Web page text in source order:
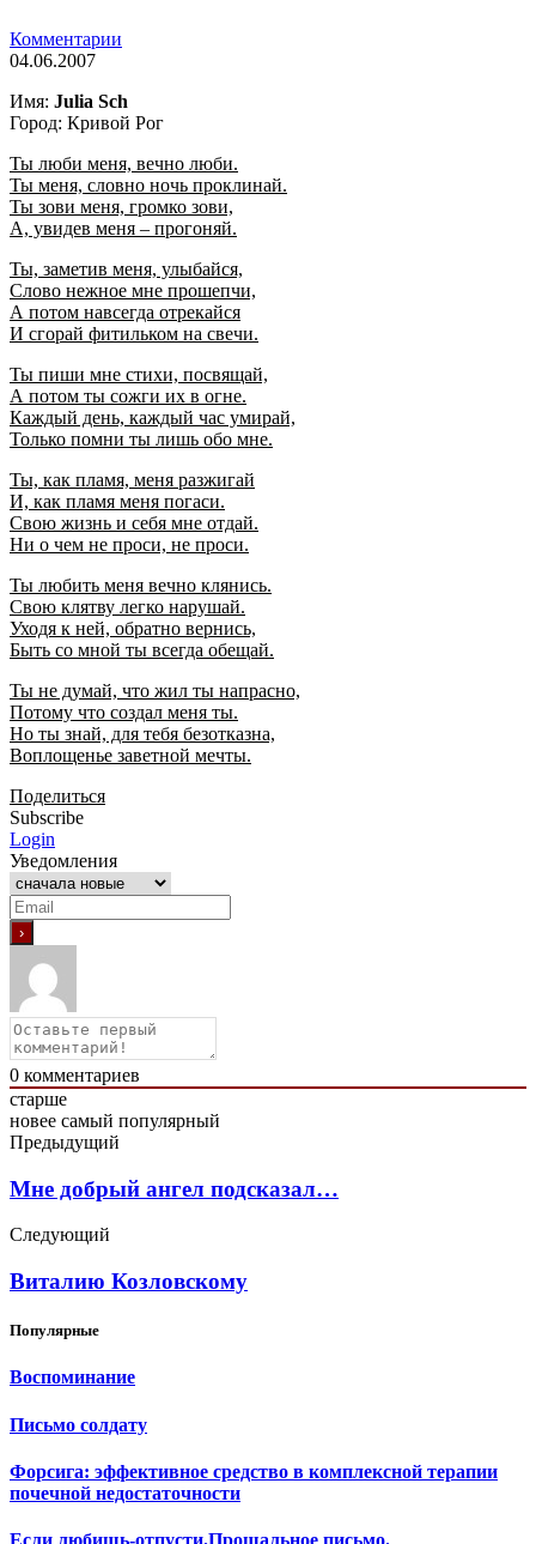
Комментарии
04.06.2007
Имя: Julia Sch
Город: Кривой Рог
Ты люби меня, вечно люби.
Ты меня, словно ночь проклинай.
Ты зови меня, громко зови,
А, увидев меня – прогоняй.
Ты, заметив меня, улыбайся,
Слово нежное мне прошепчи,
А потом навсегда отрекайся
И сгорай фитильком на свечи.
Ты пиши мне стихи, посвящай,
А потом ты сожги их в огне.
Каждый день, каждый час умирай,
Только помни ты лишь обо мне.
Ты, как пламя, меня разжигай
И, как пламя меня погаси.
Свою жизнь и себя мне отдай.
Ни о чем не проси, не проси.
Ты любить меня вечно клянись.
Свою клятву легко нарушай.
Уходя к ней, обратно вернись,
Быть со мной ты всегда обещай.
Ты не думай, что жил ты напрасно,
Потому что создал меня ты.
Но ты знай, для тебя безотказна,
Воплощенье заветной мечты.
Поделиться
Subscribe
Login
Уведомления
0 комментариев
старше
новее самый популярный
Предыдущий
Мне добрый ангел подсказал…
Следующий
Виталию Козловскому
Популярные
Воспоминание
Письмо солдату
Форсига: эффективное средство в комплексной терапии
почечной недостаточности